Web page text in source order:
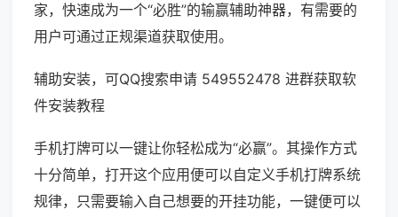
家，快速成为一个“必胜”的输赢辅助神器，有需要的
用户可通过正规渠道获取使用。
辅助安装，可QQ搜索申请 549552478 进群获取软
件安装教程
手机打牌可以一键让你轻松成为“必赢”。其操作方式
十分简单，打开这个应用便可以自定义手机打牌系统
规律，只需要输入自己想要的开挂功能，一键便可以